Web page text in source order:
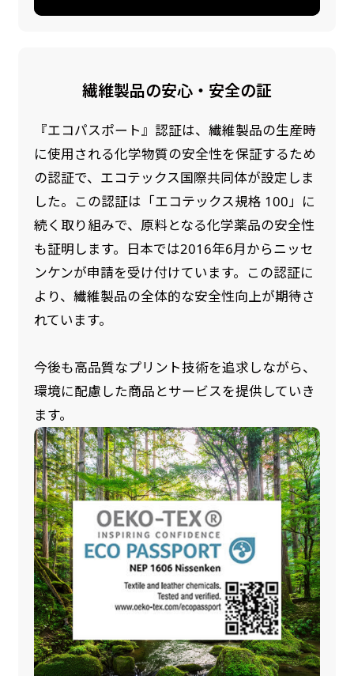
繊維製品の安心・安全の証
『エコパスポート』認証は、繊維製品の生産時
に使用される化学物質の安全性を保証するため
の認証で、エコテックス国際共同体が設定しま
した。この認証は「エコテックス規格 100」に
続く取り組みで、原料となる化学薬品の安全性
も証明します。日本では2016年6月からニッセ
ンケンが申請を受け付けています。この認証に
より、繊維製品の全体的な安全性向上が期待さ
れています。
今後も高品質なプリント技術を追求しながら、
環境に配慮した商品とサービスを提供していき
ます。